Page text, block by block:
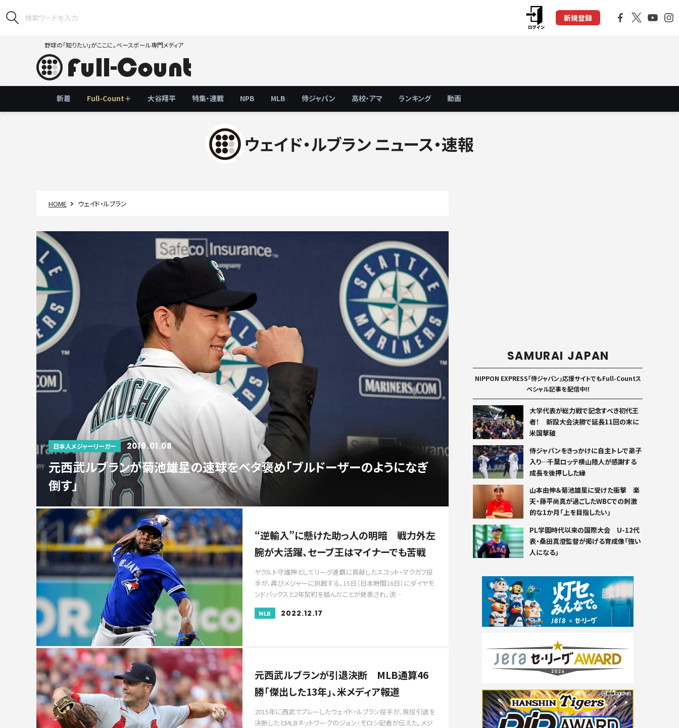
新規登録
野球の「知りたい」がここに。ベースボール専門メディア
新着 Full-Count＋ 大谷翔平 特集・連載 NPB MLB 侍ジャパン 高校・アマ ランキング 動画
ウェイド・ルブラン ニュース・速報
HOME ウェイド・ルブラン
日本人メジャーリーガー 2019.01.08
元西武ルブランが菊池雄星の速球をベタ褒め「ブルドーザーのようになぎ
倒す」
“逆輸入”に懸けた助っ人の明暗 戦力外左
腕が大活躍、セーブ王はマイナーでも苦戦
ヤクルト守護神としてリーグ連覇に貢献したスコット・マクガフ投
手が、再びメジャーに挑戦する。15日（日本時間16日）にダイヤモ
ンドバックスと2年契約を結んだことが発表され、流…
MLB 2022.12.17
元西武ルブランが引退決断 MLB通算46
勝「傑出した13年」、米メディア報道
2015年に西武でプレーしたウェイド・ルブラン投手が、現役引退を
決断したとMLBネットワークのジョン・モロシ記者が伝えた。メジ
SAMURAI JAPAN
NIPPON EXPRESS「侍ジャパン」応援サイトでもFull-Countス
ペシャル記事を配信中!!
大学代表が総力戦で記念すべき初代王
者！ 新設大会決勝で延長11回の末に
米国撃破
侍ジャパンをきっかけに自主トレで弟子
入り…千葉ロッテ横山陸人が感謝する
成長を後押しした縁
山本由伸＆菊池雄星に受けた衝撃 楽
天・藤平尚真が過ごしたWBCでの刺激
的な1か月「上を目指したい」
PL学園時代以来の国際大会 U-12代
表・桑田真澄監督が掲げる育成像「強い
人になる」